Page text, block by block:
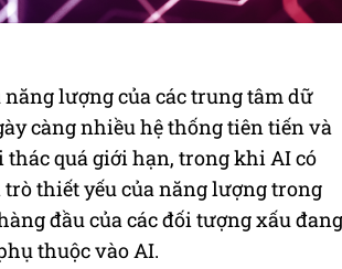
lượng của các trung tâm dữ
càng nhiều hệ thống tiên tiến và
quá giới hạn, trong khi AI có
thiết yếu của năng lượng trong
đầu của các đối tượng xấu đang
thuộc vào AI.